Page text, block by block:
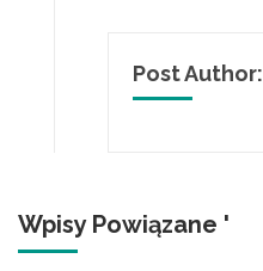
Post Author:
Wpisy Powiązane '